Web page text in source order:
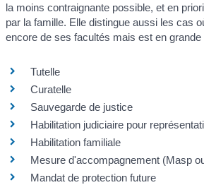
la moins contraignante possible, et en
par la famille. Elle distingue aussi les cas
encore de ses facultés mais est en grande
Tutelle
Curatelle
Sauvegarde de justice
Habilitation judiciaire pour
Habilitation familiale
Mesure d'accompagnement (Masp
Mandat de protection future